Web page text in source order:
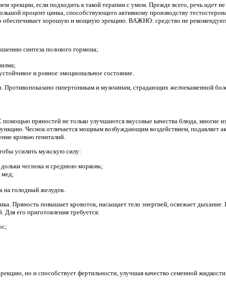
эрекции, если подходить к такой терапии с умом. Прежде всего, речь идет
процент цинка, способствующего активному производству
обеспечивает хорошую и мощную эрекцию. ВАЖНО: средство не
синтеза полового гормона;
и ровное эмоциональное состояние.
Противопоказано гипертоникам и мужчинам, страдающих желчекаменной
пряностей не только улучшаются вкусовые качества блюда, многие
Чеснок отличается мощным возбуждающим воздействием, подавляет
кровью гениталий.
усилить мужскую силу:
дольки чеснока и среднюю морковь;
мед;
на голодный желудок.
Пряность повышает кровоток, насыщает тело энергией, освежает дыхание.
его приготовления требуется:
но и способствует фертильности, улучшая качество семенной жидкости.